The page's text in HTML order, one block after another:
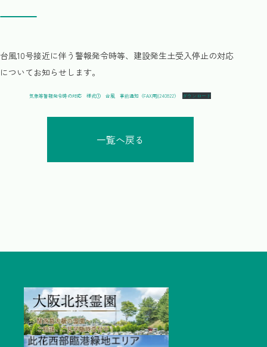
台風10号接近に伴う警報発令時等、建設発生土受入停止の対応
についてお知らせします。
気象等警報発令時の対応 様式① 台風 事前通知（FAX用)(240822） ダウンロード
一覧へ戻る